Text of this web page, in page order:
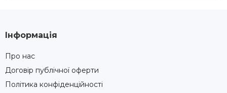
Інформація
Про нас
Договір публічної оферти
Політика конфіденційності